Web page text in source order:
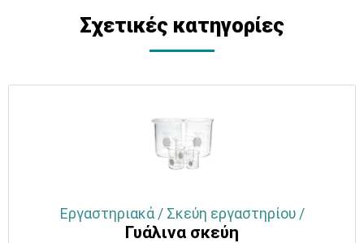
Σχετικές κατηγορίες
Εργαστηριακά / Σκεύη εργαστηρίου /
Γυάλινα σκεύη